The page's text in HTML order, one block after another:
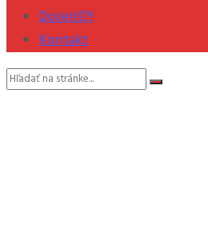
Doletíš?!
Kontakt
Vyhľadávanie: